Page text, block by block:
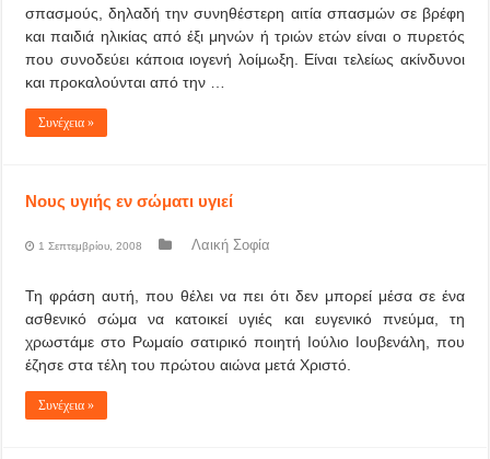
σπασμούς, δηλαδή την συνηθέστερη αιτία σπασμών σε βρέφη
και παιδιά ηλικίας από έξι μηνών ή τριών ετών είναι ο πυρετός
που συνοδεύει κάποια ιογενή λοίμωξη. Είναι τελείως ακίνδυνοι
και προκαλούνται από την …
Συνέχεια »
Νους υγιής εν σώματι υγιεί
1 Σεπτεμβρίου, 2008 Λαική Σοφία
Τη φράση αυτή, που θέλει να πει ότι δεν μπορεί μέσα σε ένα
ασθενικό σώμα να κατοικεί υγιές και ευγενικό πνεύμα, τη
χρωστάμε στο Ρωμαίο σατιρικό ποιητή Ιούλιο Ιουβενάλη, που
έζησε στα τέλη του πρώτου αιώνα μετά Χριστό.
Συνέχεια »